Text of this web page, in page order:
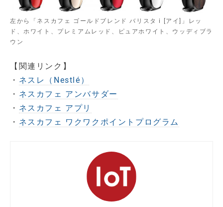
左から「ネスカフェ ゴールドブレンド バリスタ i [アイ]」レッ
ド、ホワイト、プレミアムレッド、ピュアホワイト、ウッディブラ
ウン
【関連リンク】
・ ネスレ（Nestlé）
・ ネスカフェ アンバサダー
・ ネスカフェ アプリ
・ ネスカフェ ワクワクポイントプログラム